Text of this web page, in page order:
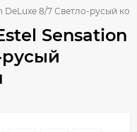
DeLuxe 8/7 Светло-русый
Sensation